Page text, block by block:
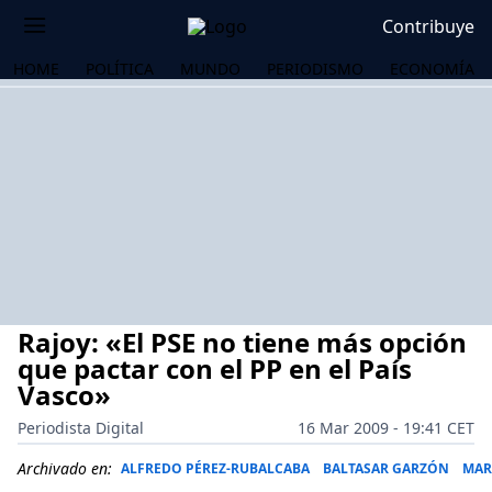
Contribuye
HOME POLÍTICA MUNDO PERIODISMO ECONOMÍA
Rajoy: «El PSE no tiene más opción
que pactar con el PP en el País
Vasco»
Periodista Digital
16 Mar 2009 - 19:41 CET
Archivado en: ALFREDO PÉREZ-RUBALCABA BALTASAR GARZÓN